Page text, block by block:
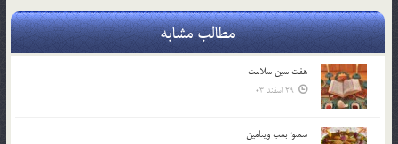
مطالب مشابه
هفت سين سلامت
29 اسفند 03
سمنو؛ بمب ويتامين